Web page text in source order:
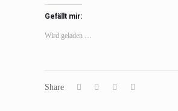
Gefällt mir:
Wird geladen …
Share